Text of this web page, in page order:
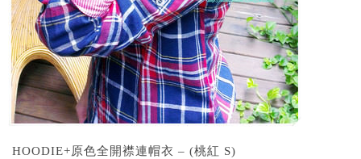
HOODIE+原色全開襟連帽衣 – (桃紅 S)